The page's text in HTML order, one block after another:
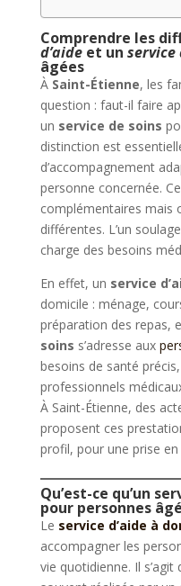
Comprendre les
d’aideet un service
âgées
À Saint-Étienne, les
question : faut-il faire
un service de soins
distinction est
d’accompagnement
personne concernée.
complémentaires mais
différentes. L’un
charge des besoins
En effet, un service
domicile : ménage,
préparation des repas,
soins s’adresse aux
besoins de santé
professionnels
À Saint-Étienne, des
proposent ces
profil, pour une prise
Qu’est-ce qu’un
pour personnes
Le service d’aide à
accompagner les
vie quotidienne. Il s’agit